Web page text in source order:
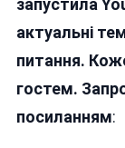
запустила
актуальні
питання.
гостем.
посиланням: